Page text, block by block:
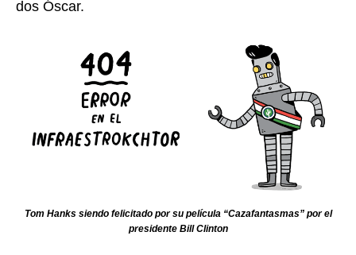
dos Óscar.
Tom Hanks siendo felicitado por su película “Cazafantasmas” por el
presidente Bill Clinton